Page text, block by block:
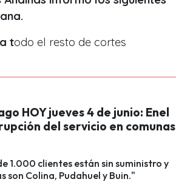
todo el resto de cortes
HOY jueves 4 de junio: Enel
del servicio en comunas
1.000 clientes están sin suministro y
son Colina, Pudahuel y Buin."